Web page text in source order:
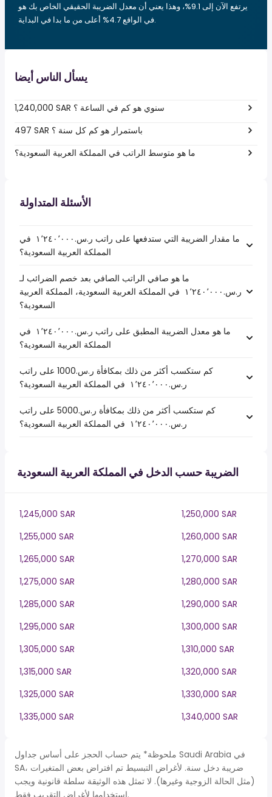
يرتفع الآن إلى 9.1%، وهذا يعني أن معدل الضريبة الحقيقي الخاص بك هو
في الواقع 4.7% أعلى من ما بدا في البداية.
يسأل الناس أيضا
1,240,000 SAR سنوي هو كم في الساعة ؟
497 SAR باستمرار هو كم كل سنة ؟
ما هو متوسط الراتب في المملكة العربية السعودية؟
الأسئلة المتداولة
ما مقدار الضريبة التي ستدفعها على راتب ر.س.‏١٬٢٤٠٬٠٠٠ ‏ في
المملكة العربية السعودية؟
ما هو صافي الراتب الصافي بعد خصم الضرائب لـ
ر.س.‏١٬٢٤٠٬٠٠٠ ‏ في المملكة العربية السعودية، المملكة العربية
السعودية؟
ما هو معدل الضريبة المطبق على راتب ر.س.‏١٬٢٤٠٬٠٠٠ ‏ في
المملكة العربية السعودية؟
كم ستكسب أكثر من ذلك بمكافأة ر.س.1000 على راتب
ر.س.‏١٬٢٤٠٬٠٠٠ ‏ في المملكة العربية السعودية؟
كم ستكسب أكثر من ذلك بمكافأة ر.س.5000 على راتب
ر.س.‏١٬٢٤٠٬٠٠٠ ‏ في المملكة العربية السعودية؟
الضريبة حسب الدخل في المملكة العربية السعودية
1,245,000 SAR
1,250,000 SAR
1,255,000 SAR
1,260,000 SAR
1,265,000 SAR
1,270,000 SAR
1,275,000 SAR
1,280,000 SAR
1,285,000 SAR
1,290,000 SAR
1,295,000 SAR
1,300,000 SAR
1,305,000 SAR
1,310,000 SAR
1,315,000 SAR
1,320,000 SAR
1,325,000 SAR
1,330,000 SAR
1,335,000 SAR
1,340,000 SAR
ملحوظة* يتم حساب الحجز على أساس جداول Saudi Arabia في
SA، ضريبة دخل سنة. لأغراض التبسيط تم افتراض بعض المتغيرات
(مثل الحالة الزوجية وغيرها). لا تمثل هذه الوثيقة سلطة قانونية ويجب
استخدامها لأغراض التقريب فقط.